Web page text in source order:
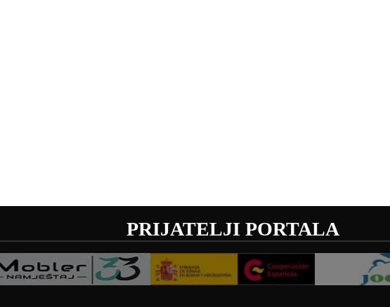
PRIJATELJI PORTALA